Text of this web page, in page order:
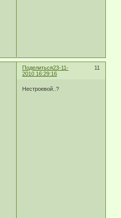
Поделиться 11
23-11-
2010 16:29:16
Нестроевой..?